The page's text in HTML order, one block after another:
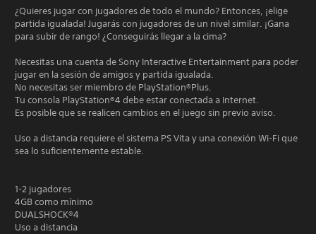
¿Quieres jugar con jugadores de todo el mundo? Entonces, ¡elige
partida igualada! Jugarás con jugadores de un nivel similar. ¡Gana
para subir de rango! ¿Conseguirás llegar a la cima?
Necesitas una cuenta de Sony Interactive Entertainment para poder
jugar en la sesión de amigos y partida igualada.
No necesitas ser miembro de PlayStation®Plus.
Tu consola PlayStation®4 debe estar conectada a Internet.
Es posible que se realicen cambios en el juego sin previo aviso.
Uso a distancia requiere el sistema PS Vita y una conexión Wi-Fi que
sea lo suficientemente estable.
1-2 jugadores
4GB como mínimo
DUALSHOCK®4
Uso a distancia